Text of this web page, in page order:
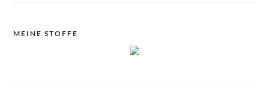
MEINE STOFFE